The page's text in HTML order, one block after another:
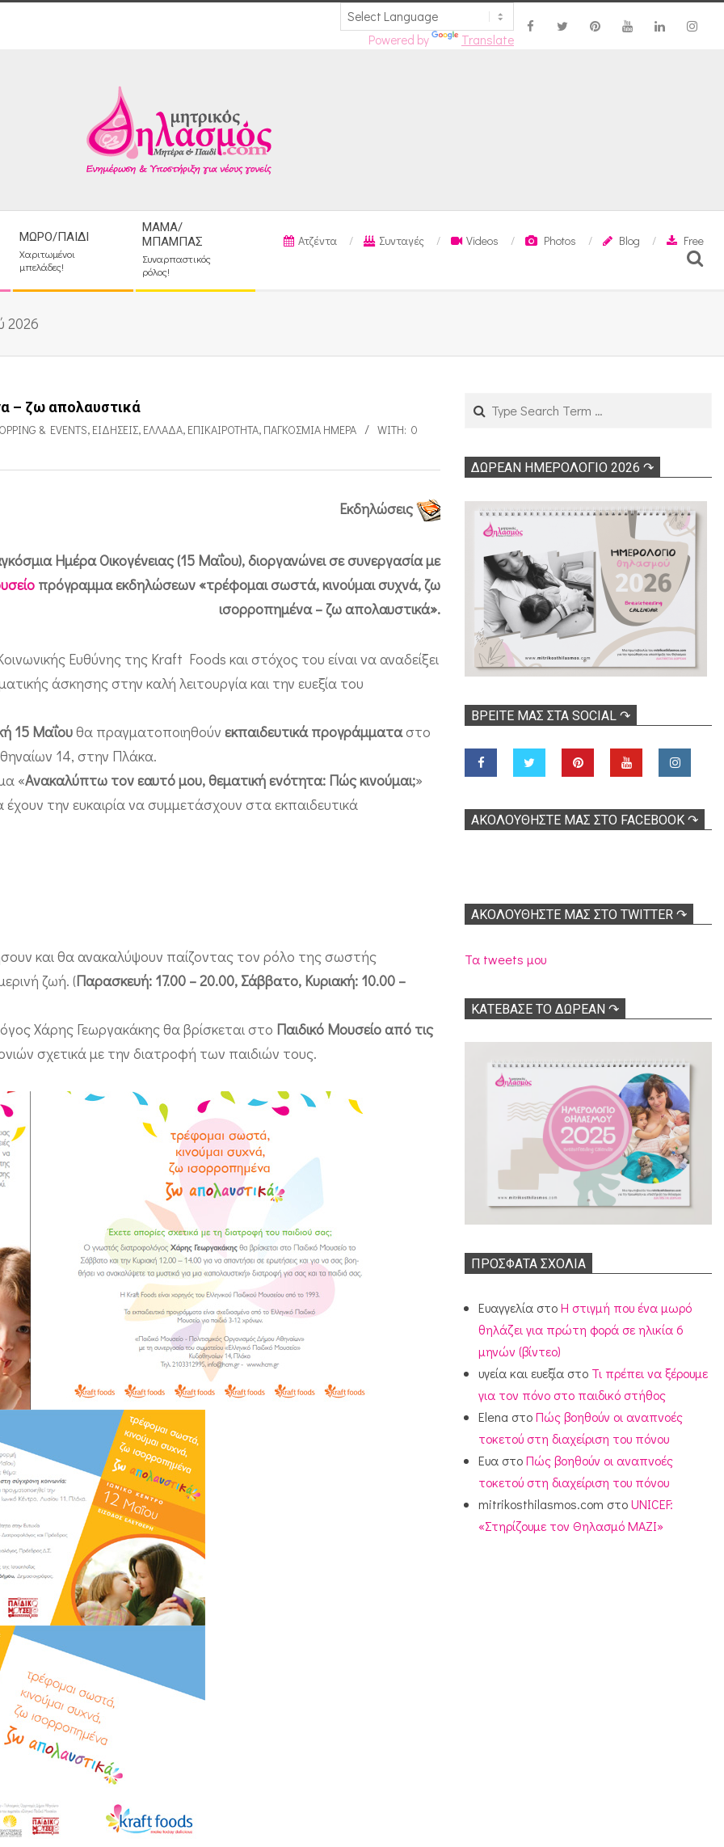
Powered by Translate
ΜΩΡΌ/ΠΑΙΔΊ
Χαριτωμένοι
μπελάδες!
ΜΑΜΆ/
ΜΠΑΜΠΆΣ
Συναρπαστικός
ρόλος!
Ατζέντα Συνταγές Videos Photos Blog
Free
Search
2026
– ζω απολαυστικά
& EVENTS, ΕΙΔΉΣΕΙΣ, ΕΛΛΆΔΑ, ΕΠΙΚΑΙΡΌΤΗΤΑ, ΠΑΓΚΌΣΜΙΑ ΗΜΈΡΑ WITH: 0
Εκδηλώσεις
Ημέρα Οικογένειας (15 Μαΐου), διοργανώνει σε συνεργασία με
πρόγραμμα εκδηλώσεων «τρέφομαι σωστά, κινούμαι συχνά, ζω
ισορροπημένα – ζω απολαυστικά».
Ευθύνης της Kraft Foods και στόχος του είναι να αναδείξει
άσκησης στην καλή λειτουργία και την ευεξία του
15 Μαΐουθα πραγματοποιηθούν εκπαιδευτικά προγράμματαστο
14, στην Πλάκα.
«Ανακαλύπτω τον εαυτό μου, θεματική ενότητα: Πώς κινούμαι;»
έχουν την ευκαιρία να συμμετάσχουν στα εκπαιδευτικά
και θα ανακαλύψουν παίζοντας τον ρόλο της σωστής
ζωή. (Παρασκευή: 17.00 – 20.00, Σάββατο, Κυριακή: 10.00 –
Χάρης Γεωργακάκης θα βρίσκεται στο Παιδικό Μουσείο από τις
σχετικά με την διατροφή των παιδιών τους.
Search
ΔΩΡΕΑΝ ΗΜΕΡΟΛΟΓΙΟ 2026 ↷
ΒΡΕΊΤΕ ΜΑΣ ΣΤΑ SOCIAL ↷
ΑΚΟΛOΥΘΉΣΤΕ ΜΑΣ ΣΤΟ FACEBOOK ↷
ΑΚΟΛΟΥΘΉΣΤΕ ΜΑΣ ΣΤΟ TWITTER ↷
Τα tweets μου
ΚΑΤΕΒΑΣΕ ΤΟ ΔΩΡΕΑΝ ↷
ΠΡΌΣΦΑΤΑ ΣΧΌΛΙΑ
Ευαγγελία στοΗ στιγμή που ένα μωρό
θηλάζει για πρώτη φορά σε ηλικία 6
μηνών (βίντεο)
υγεία και ευεξία στο Τι πρέπει να ξέρουμε
για τον πόνο στο παιδικό στήθος
Elena στοΠώς βοηθούν οι αναπνοές
τοκετού στη διαχείριση του πόνου
Ευα στοΠώς βοηθούν οι αναπνοές
τοκετού στη διαχείριση του πόνου
mitrikosthilasmos.com στοUNICEF:
«Στηρίζουμε τον Θηλασμό ΜΑΖΙ»